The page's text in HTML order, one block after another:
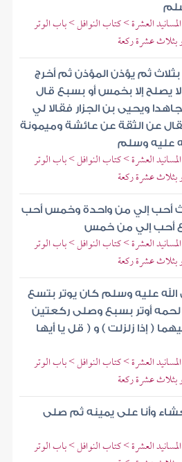
المسانيد العشرة > كتاب النوافل > باب الوتر
عشرة ركعة
ثم يؤذن المؤذن ثم أخرج
لا يصلح إلا بخمس أو بسبع قال
ويحيى بن الجزار فقالا لي
عن الثقة عن عائشة وميمونة
عليه وسلم
المسانيد العشرة > كتاب النوافل > باب الوتر
عشرة ركعة
أحب إلي من واحدة وخمس أحب
أحب إلي من خمس
المسانيد العشرة > كتاب النوافل > باب الوتر
عشرة ركعة
الله عليه وسلم كان يوتر بتسع
لحمه أوتر بسبع وصلى ركعتين
( إذا زلزلت ) و ( قل يا أيها
المسانيد العشرة > كتاب النوافل > باب الوتر
عشرة ركعة
وأنا على يمينه ثم صلى
المسانيد العشرة > كتاب النوافل > باب الوتر